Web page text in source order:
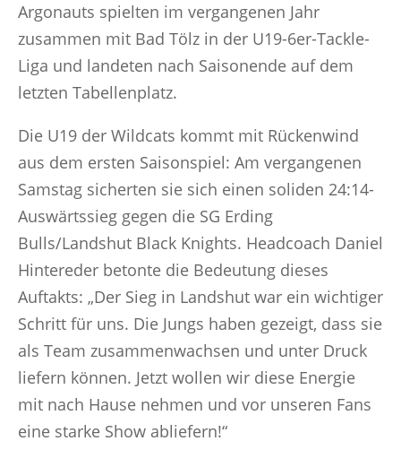
Argonauts spielten im vergangenen Jahr
zusammen mit Bad Tölz in der U19-6er-Tackle-
Liga und landeten nach Saisonende auf dem
letzten Tabellenplatz.
Die U19 der Wildcats kommt mit Rückenwind
aus dem ersten Saisonspiel: Am vergangenen
Samstag sicherten sie sich einen soliden 24:14-
Auswärtssieg gegen die SG Erding
Bulls/Landshut Black Knights. Headcoach Daniel
Hintereder betonte die Bedeutung dieses
Auftakts: „Der Sieg in Landshut war ein wichtiger
Schritt für uns. Die Jungs haben gezeigt, dass sie
als Team zusammenwachsen und unter Druck
liefern können. Jetzt wollen wir diese Energie
mit nach Hause nehmen und vor unseren Fans
eine starke Show abliefern!“